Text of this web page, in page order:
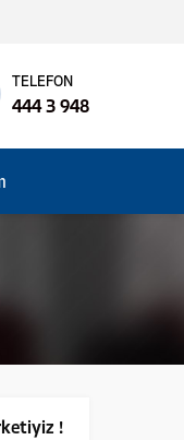
TELEFON
444 3 948
!